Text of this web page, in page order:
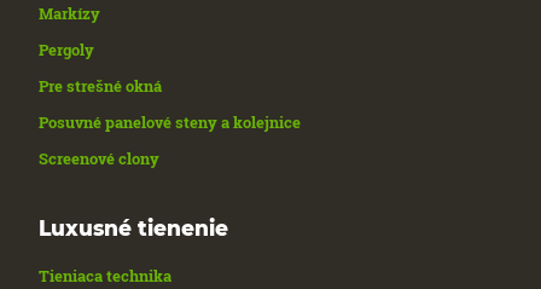
Markízy
Pergoly
Pre strešné okná
Posuvné panelové steny a kolejnice
Screenové clony
Luxusné tienenie
Tieniaca technika